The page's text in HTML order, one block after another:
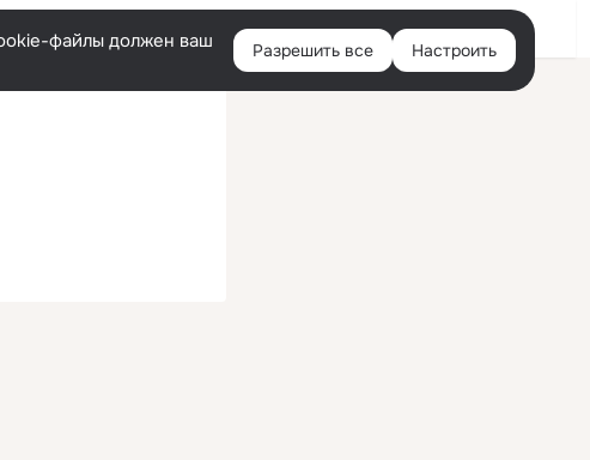
Войти
файлы должен ваш
Разрешить все Настроить